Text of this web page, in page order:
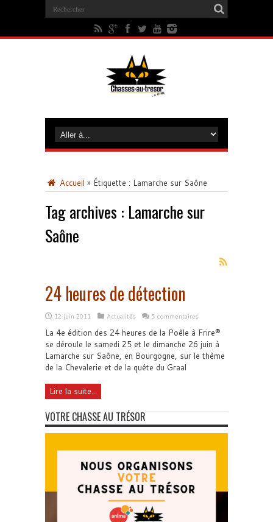
Accueil » Étiquette : Lamarche sur Saône
Tag archives : Lamarche sur
Saône
24 heures de détection
12 juin 2011 Actualités 5 commentaires
La 4e édition des 24 heures de la Poêle à Frire®
se déroule le samedi 25 et le dimanche 26 juin à
Lamarche sur Saône, en Bourgogne, sur le thème
de la Chevalerie et de la quête du Graal
Lire la suite...
VOTRE CHASSE AU TRÉSOR